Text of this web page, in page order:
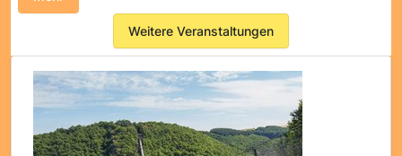
Weitere Veranstaltungen